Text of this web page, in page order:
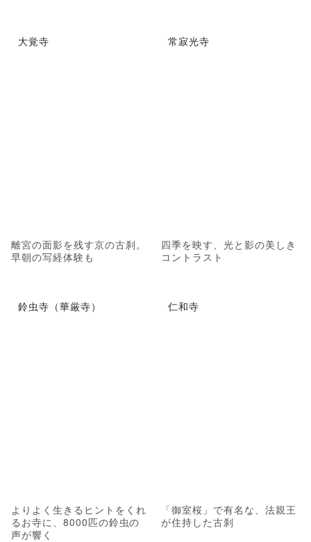
大覚寺
離宮の面影を残す京の古刹。
早朝の写経体験も
常寂光寺
四季を映す、光と影の美しき
コントラスト
鈴虫寺（華厳寺）
よりよく生きるヒントをくれ
るお寺に、8000匹の鈴虫の
声が響く
仁和寺
「御室桜」で有名な、法親王
が住持した古刹